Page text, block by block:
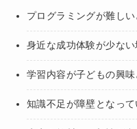
プログラミングが難し
身近な成功体験が少ない
学習内容が子どもの興
知識不足が障壁となっ